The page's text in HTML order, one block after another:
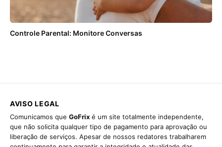
Controle Parental: Monitore Conversas
AVISO LEGAL
Comunicamos que GoFrix é um site totalmente independente,
que não solicita qualquer tipo de pagamento para aprovação ou
liberação de serviços. Apesar de nossos redatores trabalharem